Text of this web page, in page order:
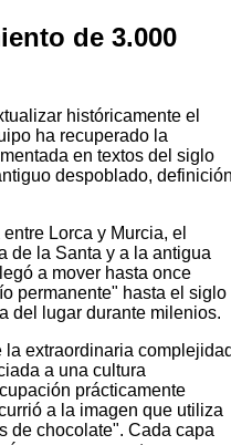
de 3.000
históricamente el
ha recuperado la
en textos del siglo
despoblado,
Lorca y Murcia, el
de la Santa y a la antigua
a mover hasta once
permanente" hasta el siglo
del lugar durante milenios.
la extraordinaria
a una cultura
prácticamente
a la imagen que utiliza
de chocolate". Cada capa